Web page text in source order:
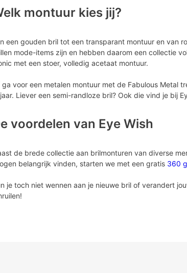
montuur kies jij?
een gouden bril tot een transparant montuur en van
mode-items zijn en hebben daarom een collectie
met een stoer, volledig acetaat montuur.
ga voor een metalen montuur met de Fabulous Metal
Liever een semi-randloze bril? Ook die vind je bij
voordelen van Eye Wish
de brede collectie aan brilmonturen van diverse
belangrijk vinden, starten we met een gratis 360
je toch niet wennen aan je nieuwe bril of verandert